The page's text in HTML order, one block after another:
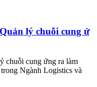
lý chuỗi cung ứ
chuỗi cung ứng ra làm
Ngành Logistics và